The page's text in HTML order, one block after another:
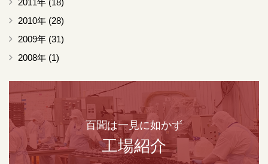
2011年 (18)
2010年 (28)
2009年 (31)
2008年 (1)
百聞は一見に如かず
工場紹介